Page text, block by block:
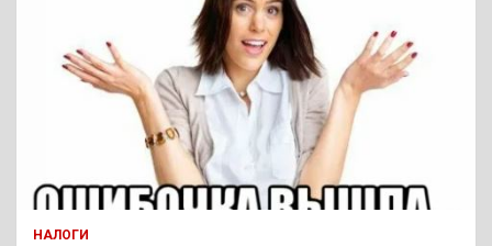
НАЛОГИ